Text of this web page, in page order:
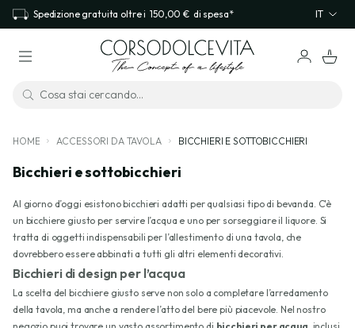
Spedizione gratuita oltre i 150,00 € di spesa* IT
HOME ACCESSORI DA TAVOLA BICCHIERI E SOTTOBICCHIERI
Bicchieri e sottobicchieri
Al giorno d’oggi esistono bicchieri adatti per qualsiasi tipo di bevanda. C'è
un bicchiere giusto per servire l’acqua e uno per sorseggiare il liquore. Si
tratta di oggetti indispensabili per l’allestimento di una tavola, che
dovrebbero essere abbinati a tutti gli altri elementi decorativi.
Bicchieri di design per l’acqua
La scelta del bicchiere giusto serve non solo a completare l’arredamento
della tavola, ma anche a rendere l’atto del bere più piacevole. Nel nostro